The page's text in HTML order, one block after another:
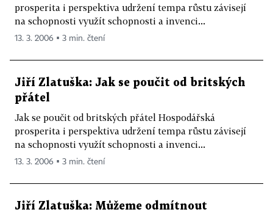
prosperita i perspektiva udržení tempa růstu závisejí
na schopnosti využít schopnosti a invenci...
13. 3. 2006 ▪ 3 min. čtení
Jiří Zlatuška: Jak se poučit od britských
přátel
Jak se poučit od britských přátel Hospodářská
prosperita i perspektiva udržení tempa růstu závisejí
na schopnosti využít schopnosti a invenci...
13. 3. 2006 ▪ 3 min. čtení
Jiří Zlatuška: Můžeme odmítnout